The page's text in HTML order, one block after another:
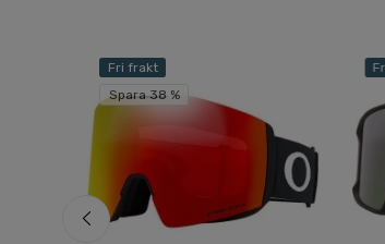
Fri frakt
Spara 38 %